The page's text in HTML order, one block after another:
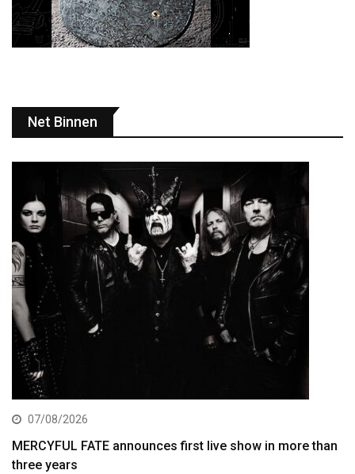
Net Binnen
07/08/2026
MERCYFUL FATE announces first live show in more than
three years